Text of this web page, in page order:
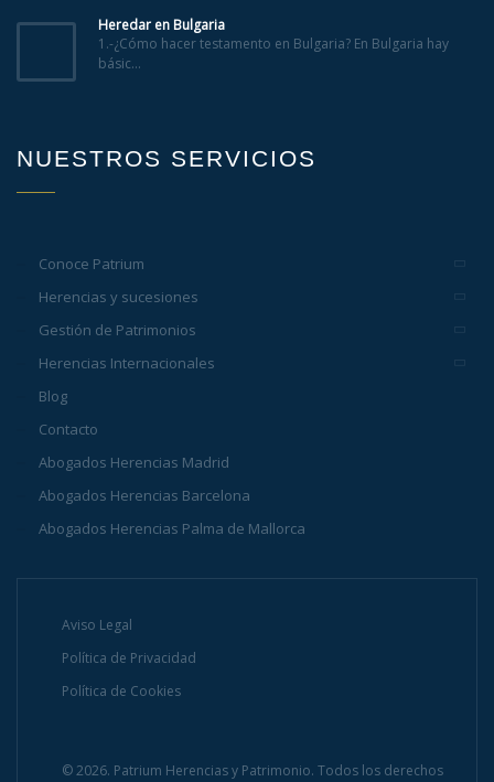
Heredar en Bulgaria
1.-¿Cómo hacer testamento en Bulgaria? En Bulgaria hay
básic...
NUESTROS SERVICIOS
Conoce Patrium
Herencias y sucesiones
Gestión de Patrimonios
Herencias Internacionales
Blog
Contacto
Abogados Herencias Madrid
Abogados Herencias Barcelona
Abogados Herencias Palma de Mallorca
Aviso Legal
Política de Privacidad
Política de Cookies
© 2026. Patrium Herencias y Patrimonio. Todos los derechos